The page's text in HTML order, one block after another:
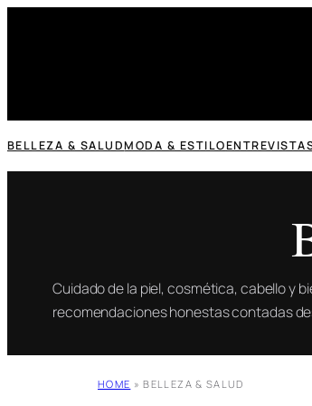
BELLEZA & SALUDMODA & ESTILO
Cuidado de la piel, cosmética, cabello y
recomendaciones honestas contadas
HOME » BELLEZA & SALUD